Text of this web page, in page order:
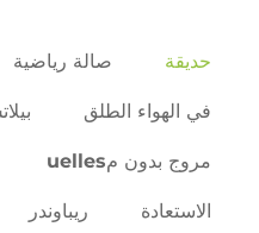
حديقة صالة رياضية
في الهواء الطلق
مروج بدون مuelles
الاستعادة ريباوندر